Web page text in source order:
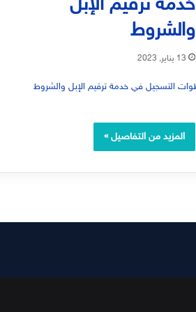
خدمة ترقيم الإبل
والشروط
13 يناير, 2023
المزيد من التفاصيل »